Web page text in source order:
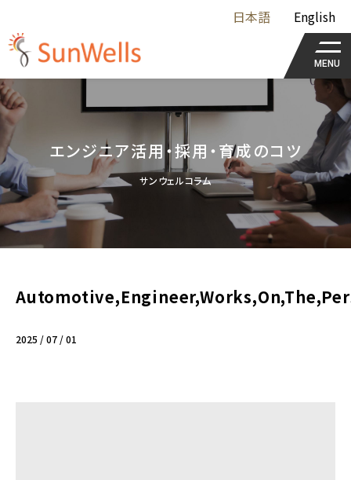
日本語 English
MENU
エンジニア活用・採用・育成のコツ
サンウェルコラム
2025 / 07 / 01